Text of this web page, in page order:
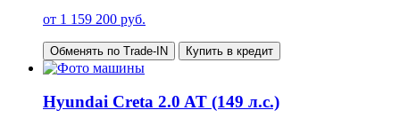
от 1 159 200 руб.
Обменять по Trade-IN Купить в кредит
Hyundai Creta 2.0 AT (149 л.с.)